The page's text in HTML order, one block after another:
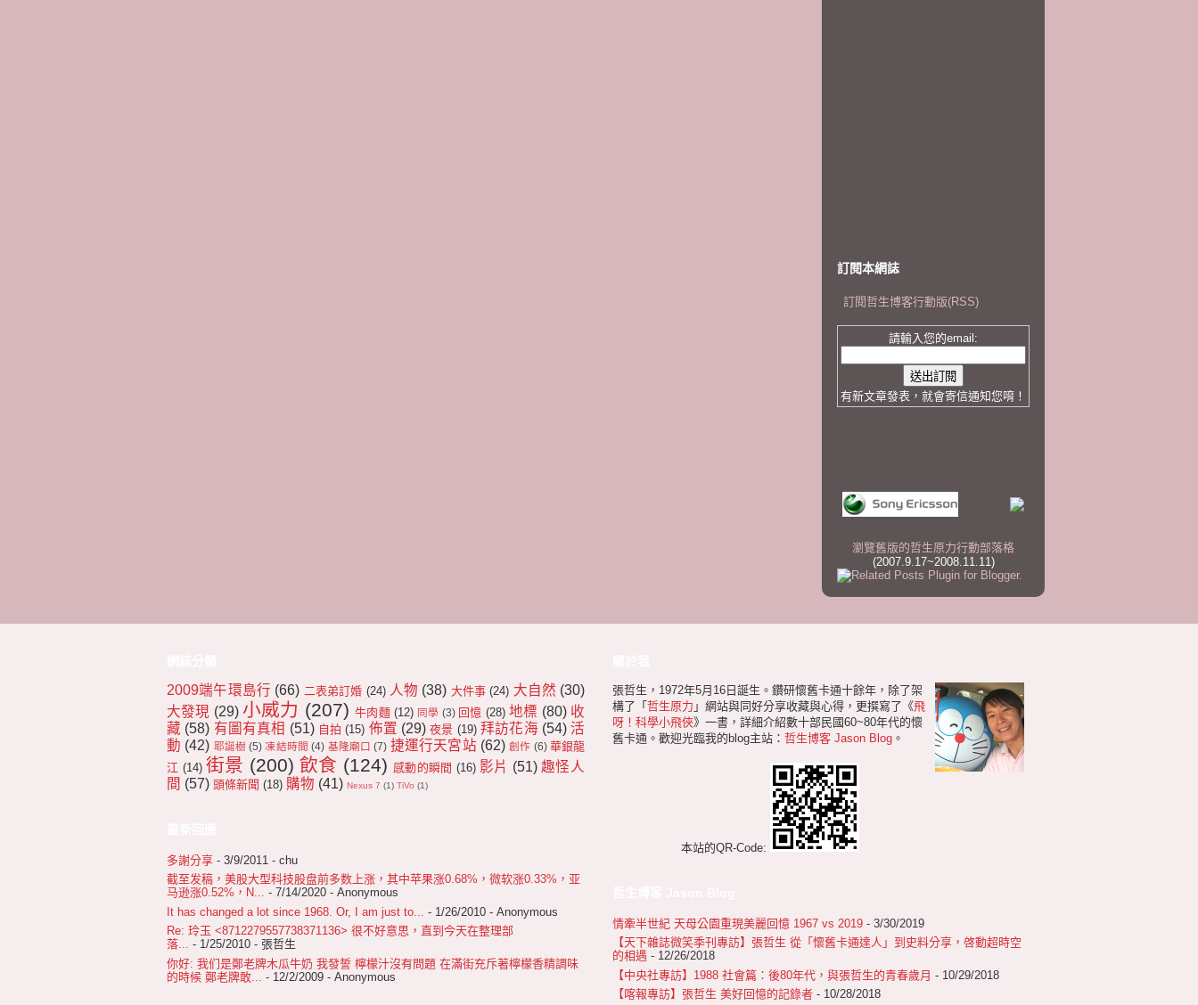
訂閱本網誌
訂閱哲生博客行動版(RSS)
請輸入您的email:
有新文章發表，就會寄信通知您唷！
瀏覽舊版的哲生原力行動部落格
(2007.9.17~2008.11.11)
2009端午環島行 (66) 二表弟訂婚 (24) 人物 (38) 大件事 (24) 大自然 (30)
大發現 (29) 小威力 (207) 牛肉麵 (12) 同學 (3) 回憶 (28) 地標 (80) 收
藏 (58) 有圖有真相 (51) 自拍 (15) 佈置 (29) 夜景 (19) 拜訪花海 (54) 活
動 (42) 耶誕樹 (5) 凍結時間 (4) 基隆廟口 (7) 捷運行天宮站 (62) 創作 (6) 華銀龍
江 (14) 街景 (200) 飲食 (124) 感動的瞬間 (16) 影片 (51) 趣怪人
間 (57) 頭條新聞 (18) 購物 (41) Nexus 7 (1) TiVo (1)
多謝分享 - 3/9/2011 - chu
截至发稿，美股大型科技股盘前多数上涨，其中苹果涨0.68%，微软涨0.33%，亚
马逊涨0.52%，N... - 7/14/2020 - Anonymous
It has changed a lot since 1968. Or, I am just to...
- 1/26/2010 - Anonymous
Re: 玲玉 <8712279557738371136> 很不好意思，直到今天在整理部
落... - 1/25/2010 - 張哲生
你好: 我们是鄭老牌木瓜牛奶 我發誓 檸檬汁沒有問題 在滿街充斥著檸檬香精調味
的時候 鄭老牌敢...
- 12/2/2009 - Anonymous
張哲生，1972年5月16日誕生。鑽研懷舊卡通十餘年，除了架
構了「 哲生原力 」網站與同好分享收藏與心得，更撰寫了《飛
呀！科學小飛俠》一書，詳細介紹數十部民國60~80年代的懷
舊卡通。歡迎光臨我的blog主站： 哲生博客 Jason Blog 。
本站的QR-Code:
情牽半世紀 天母公園重現美麗回憶 1967 vs 2019 - 3/30/2019
【天下雜誌微笑季刊專訪】張哲生 從「懷舊卡通達人」到史料分享，啓動超時空
的相遇 - 12/26/2018
【中央社專訪】1988 社會篇：後80年代，與張哲生的青春歲月 - 10/29/2018
【喀報專訪】張哲生 美好回憶的記錄者 - 10/28/2018